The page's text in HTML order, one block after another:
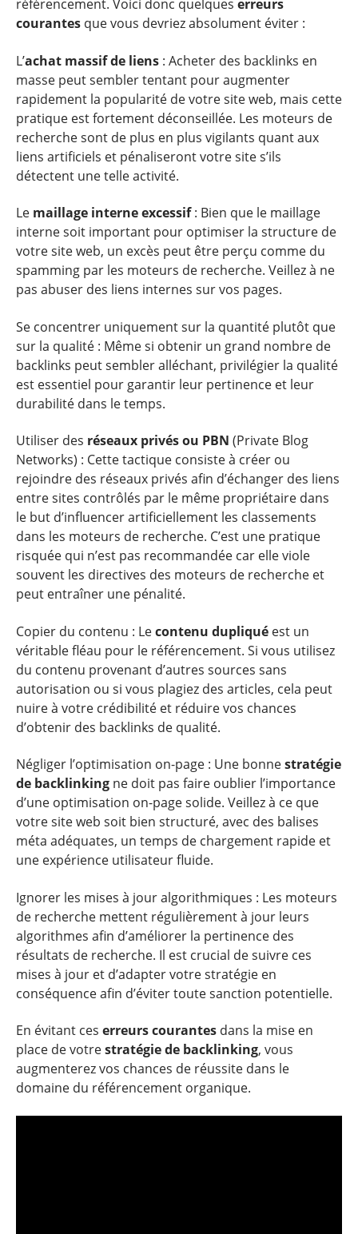
référencement. Voici donc quelques erreurs
courantes que vous devriez absolument éviter :
L’achat massif de liens : Acheter des backlinks en
masse peut sembler tentant pour augmenter
rapidement la popularité de votre site web, mais cette
pratique est fortement déconseillée. Les moteurs de
recherche sont de plus en plus vigilants quant aux
liens artificiels et pénaliseront votre site s’ils
détectent une telle activité.
Le maillage interne excessif: Bien que le maillage
interne soit important pour optimiser la structure de
votre site web, un excès peut être perçu comme du
spamming par les moteurs de recherche. Veillez à ne
pas abuser des liens internes sur vos pages.
Se concentrer uniquement sur la quantité plutôt que
sur la qualité : Même si obtenir un grand nombre de
backlinks peut sembler alléchant, privilégier la qualité
est essentiel pour garantir leur pertinence et leur
durabilité dans le temps.
Utiliser des réseaux privés ou PBN (Private Blog
Networks) : Cette tactique consiste à créer ou
rejoindre des réseaux privés afin d’échanger des liens
entre sites contrôlés par le même propriétaire dans
le but d’influencer artificiellement les classements
dans les moteurs de recherche. C’est une pratique
risquée qui n’est pas recommandée car elle viole
souvent les directives des moteurs de recherche et
peut entraîner une pénalité.
Copier du contenu : Lecontenu dupliqué est un
véritable fléau pour le référencement. Si vous utilisez
du contenu provenant d’autres sources sans
autorisation ou si vous plagiez des articles, cela peut
nuire à votre crédibilité et réduire vos chances
d’obtenir des backlinks de qualité.
Négliger l’optimisation on-page : Une bonnestratégie
de backlinking ne doit pas faire oublier l’importance
d’une optimisation on-page solide. Veillez à ce que
votre site web soit bien structuré, avec des balises
méta adéquates, un temps de chargement rapide et
une expérience utilisateur fluide.
Ignorer les mises à jour algorithmiques : Les moteurs
de recherche mettent régulièrement à jour leurs
algorithmes afin d’améliorer la pertinence des
résultats de recherche. Il est crucial de suivre ces
mises à jour et d’adapter votre stratégie en
conséquence afin d’éviter toute sanction potentielle.
En évitant ces erreurs courantes dans la mise en
place de votrestratégie de backlinking, vous
augmenterez vos chances de réussite dans le
domaine du référencement organique.